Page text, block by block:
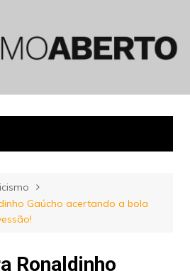
Gaúcho acertando a bola
Ronaldinho